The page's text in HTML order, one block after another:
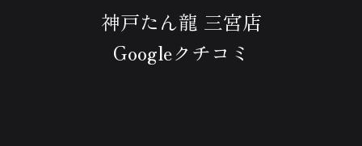
神戸たん龍 三宮店
Googleクチコミ